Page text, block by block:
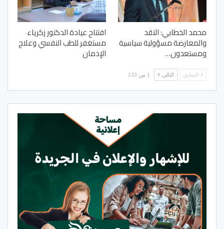
محمد الخطابي: النقد
والمعارضة مسؤولية سياسية
ومستعدون…
افتتاح عيادة الدكتور زكرياء
مستغفر للطب النفسي وعلاج
الإدمان
السابق التالي 1 من 133